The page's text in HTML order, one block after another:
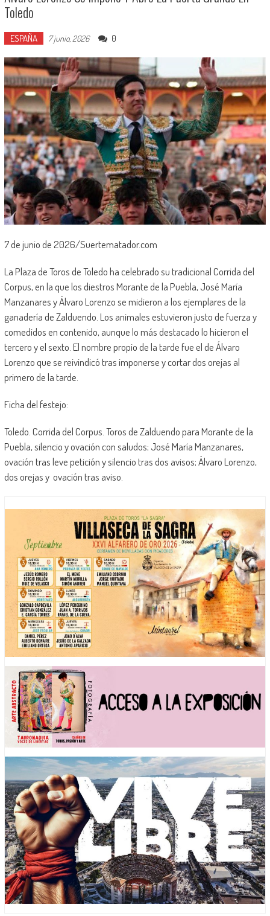
Toledo
ESPAÑA 7 junio, 2026 0
7 de junio de 2026/Suertematador.com
La Plaza de Toros de Toledo ha celebrado su tradicional Corrida del
Corpus, en la que los diestros Morante de la Puebla, José María
Manzanares y Álvaro Lorenzo se midieron a los ejemplares de la
ganadería de Zalduendo. Los animales estuvieron justo de fuerza y
comedidos en contenido, aunque lo más destacado lo hicieron el
tercero y el sexto. El nombre propio de la tarde fue el de Álvaro
Lorenzo que se reivindicó tras imponerse y cortar dos orejas al
primero de la tarde.
Ficha del festejo:
Toledo. Corrida del Corpus. Toros de Zalduendo para Morante de la
Puebla, silencio y ovación con saludos; José María Manzanares,
ovación tras leve petición y silencio tras dos avisos; Álvaro Lorenzo,
dos orejas y ovación tras aviso.